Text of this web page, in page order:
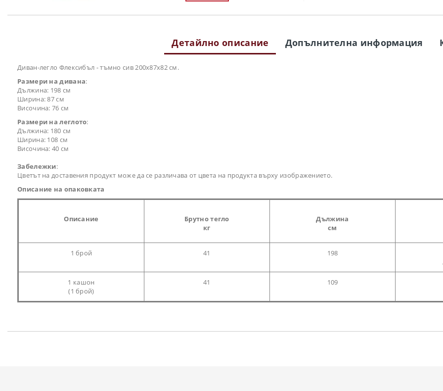
към
снимки
Детайлно описание
Диван-легло Флексибъл - тъмно сив 200x87x82 см.
Размери на дивана:
Дължина: 198 см
Ширина: 87 см
Височина: 76 см
Размери на леглото:
Дължина: 180 см
Ширина: 108 см
Височина: 40 см
Забележки:
Цветът на доставения продукт може да се различава от цвета на продукта върху изображението.
Описание на опаковката
Описание
Брутно тегло
кг
Дължина
см
1 брой 41 198
1 кашон
(1 брой)
41 109
Допълнителна информация